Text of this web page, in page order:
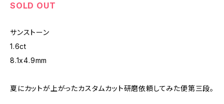
SOLD OUT
サンストーン
1.6ct
8.1x4.9mm
夏にカットが上がったカスタムカット研磨依頼してみた便第三段。